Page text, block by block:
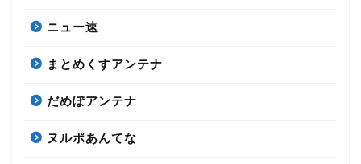
ニュー速
まとめくすアンテナ
だめぽアンテナ
ヌルポあんてな